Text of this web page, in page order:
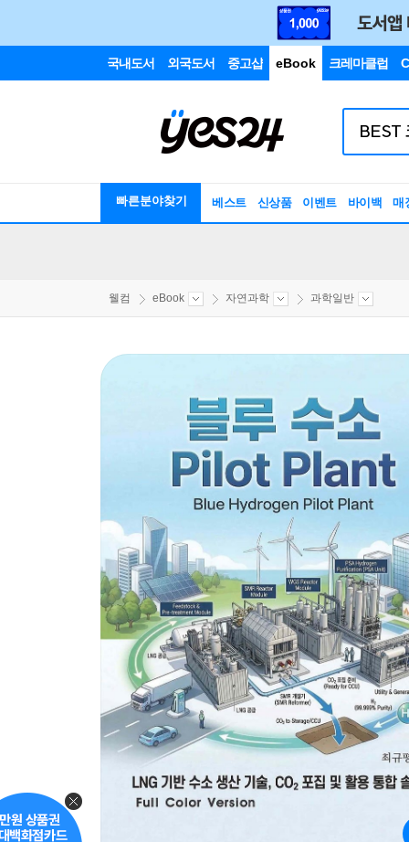
국내도서 외국도서 중고샵 eBook 크레마클럽
빠른분야찾기 베스트 신상품 이벤트 바이백 매
웰컴 eBook 자연과학 과학일반